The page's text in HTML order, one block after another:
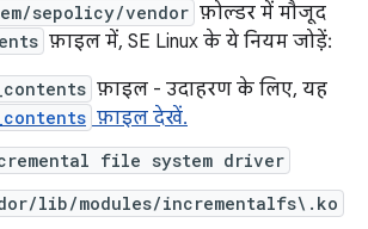
sepolicy/vendor फ़ोल्डर में मौजूद
फ़ाइल में, SE Linux के ये नियम जोड़ें:
फ़ाइल - उदाहरण के लिए, यह
फ़ाइल देखें.
file system driver
lib/modules/incrementalfs\.ko